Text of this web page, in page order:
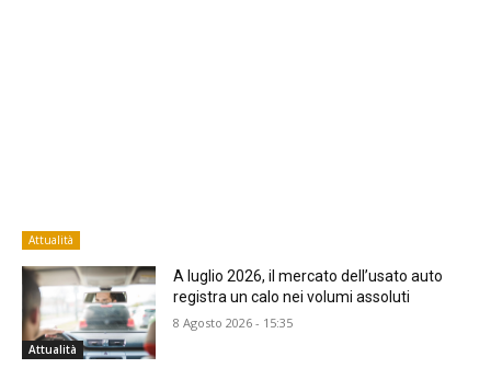
Attualità
Attualità
A luglio 2026, il mercato dell’usato auto
registra un calo nei volumi assoluti
8 Agosto 2026 - 15:35